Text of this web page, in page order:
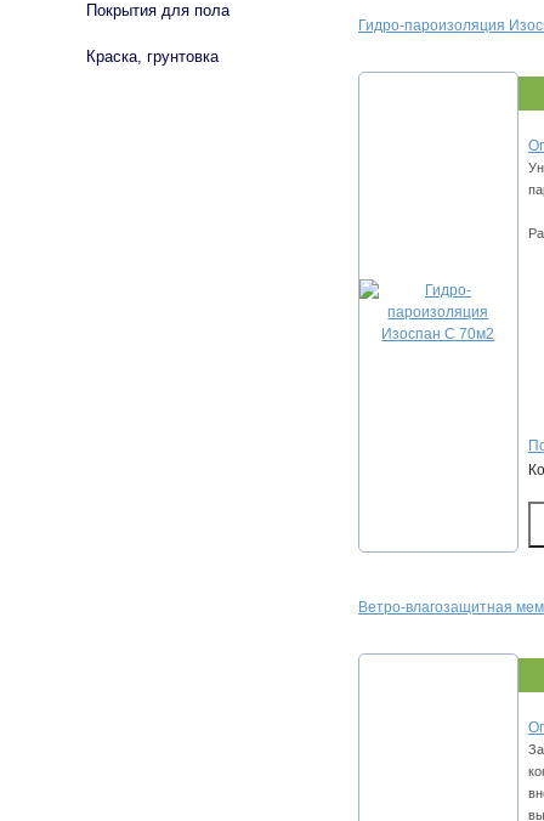
Гидро-пароизоляция
Ветро-влагозащитная
Покрытия для пола
Краска, грунтовка